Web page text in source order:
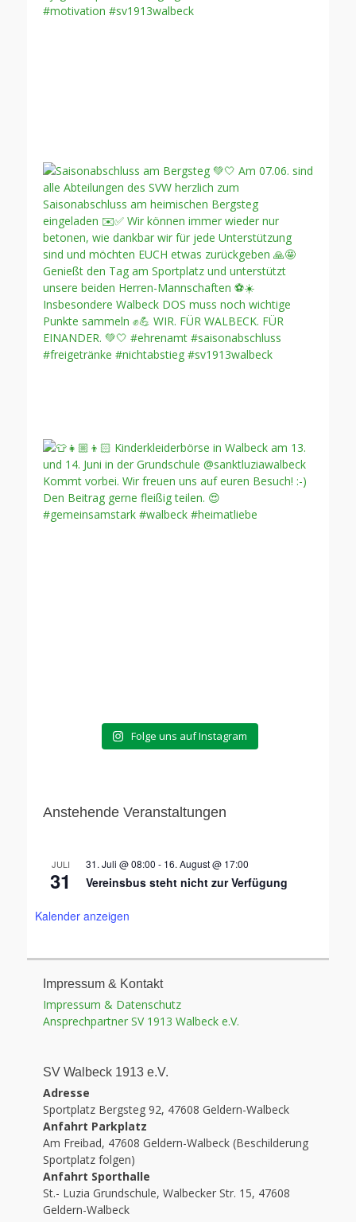
Folge uns auf Instagram
Anstehende Veranstaltungen
JULI
31
31. Juli @ 08:00 - 16. August @ 17:00
Vereinsbus steht nicht zur Verfügung
Kalender anzeigen
Impressum & Kontakt
Impressum & Datenschutz
Ansprechpartner SV 1913 Walbeck e.V.
SV Walbeck 1913 e.V.
Adresse
Sportplatz Bergsteg 92, 47608 Geldern-Walbeck
Anfahrt Parkplatz
Am Freibad, 47608 Geldern-Walbeck (Beschilderung
Sportplatz folgen)
Anfahrt Sporthalle
St.- Luzia Grundschule, Walbecker Str. 15, 47608
Geldern-Walbeck